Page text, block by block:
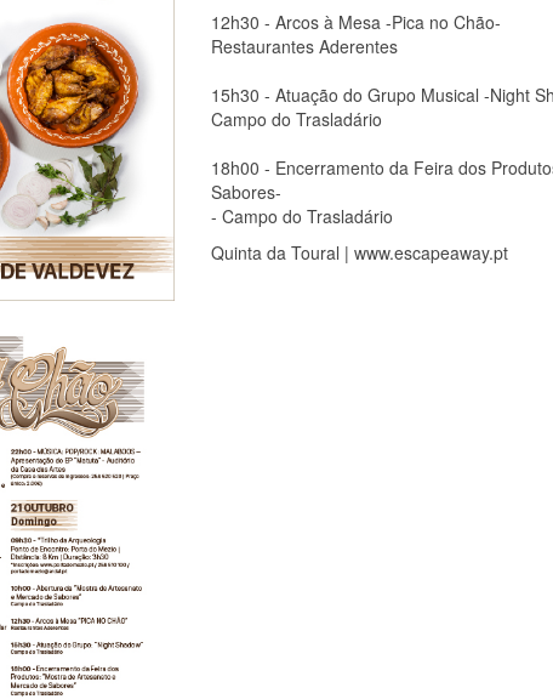
12h30 - Arcos à Mesa -Pica no Chão-
Restaurantes Aderentes
15h30 - Atuação do Grupo Musical -Night
Campo do Trasladário
18h00 - Encerramento da Feira dos
Sabores-
- Campo do Trasladário
Quinta da Toural | www.escapeaway.pt